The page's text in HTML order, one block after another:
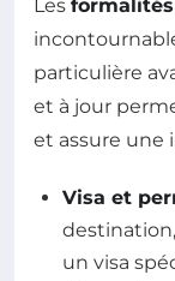
Les
particulière
et à jour
et assure une
Visa et
un visa